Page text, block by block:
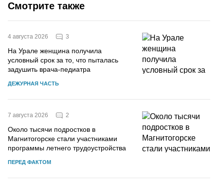
Смотрите также
4 августа 2026 3
На Урале женщина получила
условный срок за то, что пыталась
задушить врача-педиатра
ДЕЖУРНАЯ ЧАСТЬ
7 августа 2026 2
Около тысячи подростков в
Магнитогорске стали участниками
программы летнего трудоустройства
ПЕРЕД ФАКТОМ